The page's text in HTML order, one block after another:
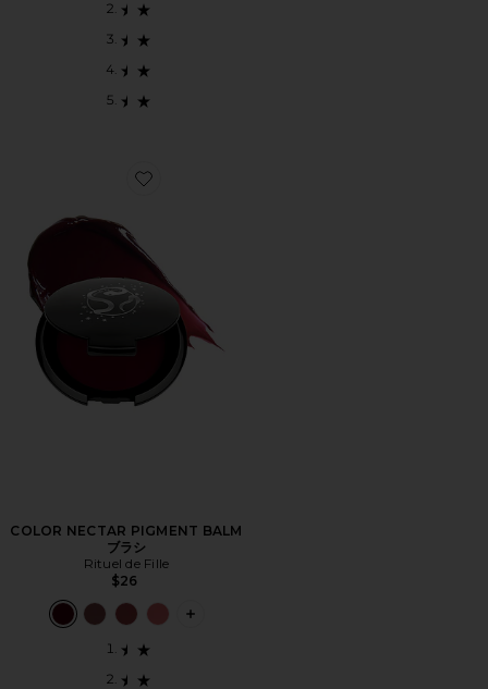
Favorite COLOR NECTAR PIGMENT BALM ブラシ
COLOR NECTAR PIGMENT BALM
ブラシ
Rituel de Fille
$26
PLUS ICON TO SEE MORE OPTIONS